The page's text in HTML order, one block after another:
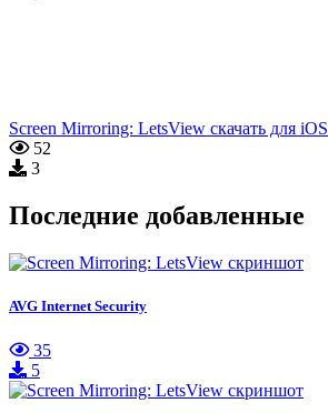
Screen Mirroring: LetsView скачать для iOS
52
3
Последние добавленные
AVG Internet Security
35
5